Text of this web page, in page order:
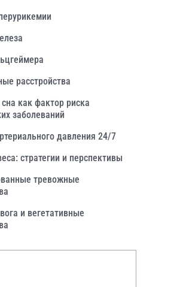
расстройства
как фактор риска
заболеваний
давления 24/7
стратегии и перспективы
тревожные
и вегетативные